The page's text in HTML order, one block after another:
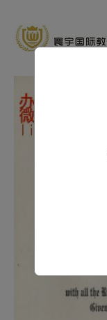
content